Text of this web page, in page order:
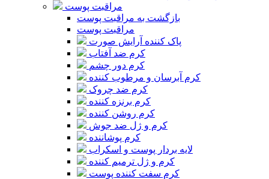
مراقبت پوست
بازگشت به مراقبت پوست
مراقبت پوست
پاک کننده آرایش صورت
کرم ضد آفتاب
کرم دور چشم
کرم آبرسان و مرطوب کننده
کرم ضد چروک
کرم برنزه کننده
کرم روشن کننده
کرم و ژل ضد جوش
کرم پوشاننده
لایه بردار پوست و اسکراب
کرم و ژل ترمیم کننده
کرم سفت کننده پوست